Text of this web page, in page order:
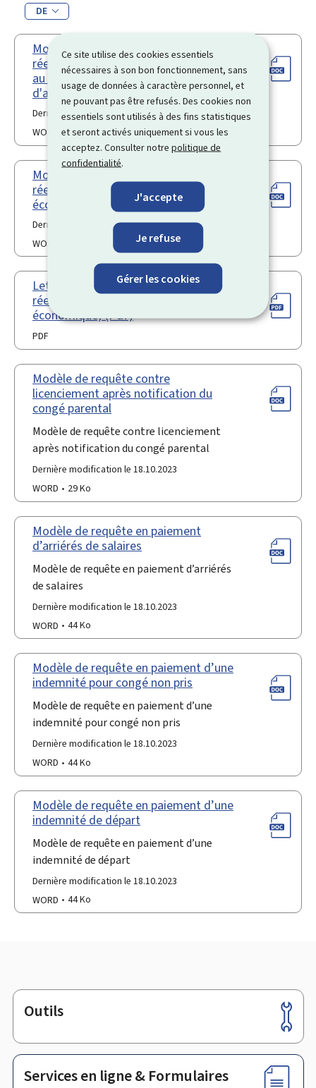
Ce site utilise des cookies essentiels
nécessaires à son bon fonctionnement, sans
usage de données à caractère personnel, et
ne pouvant pas être refusés. Des cookies non
essentiels sont utilisés à des fins statistiques
et seront activés uniquement si vous les
acceptez. Consulter notrepolitique de
confidentialité.
J'accepte
Je refuse
Gérer les cookies
DE
Modèle de demande de priorité de
réembauchage après démission suite
au congé de maternité/congé
d'accueil
Dernière modification le 18.10.2023
WORD
32 Ko
Modèle de demande de priorité de
réembauchage suite à un licenciement
économique
Dernière modification le 18.10.2023
WORD
Lettre de demande de priorité de
réembauchage (suite à licenciement
économique) (Pdf)
PDF
Modèle de requête contre
licenciement après notification du
congé parental
Modèle de requête contre licenciement
après notification du congé parental
Dernière modification le 18.10.2023
WORD
29 Ko
Modèle de requête en paiement
d’arriérés de salaires
Modèle de requête en paiement d’arriérés
de salaires
Dernière modification le 18.10.2023
WORD
44 Ko
Modèle de requête en paiement d’une
indemnité pour congé non pris
Modèle de requête en paiement d’une
indemnité pour congé non pris
Dernière modification le 18.10.2023
WORD
44 Ko
Modèle de requête en paiement d’une
indemnité de départ
Modèle de requête en paiement d’une
indemnité de départ
Dernière modification le 18.10.2023
WORD
44 Ko
Pied
de
page
Outils
Services en ligne & Formulaires